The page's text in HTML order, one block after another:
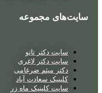
مجموعه
سایت دکتر تاتو
سایت دکتر لاغری
دکتر میثم ضرغامی
کلینیک سعادت آباد
سایت کلینیک ماه زر